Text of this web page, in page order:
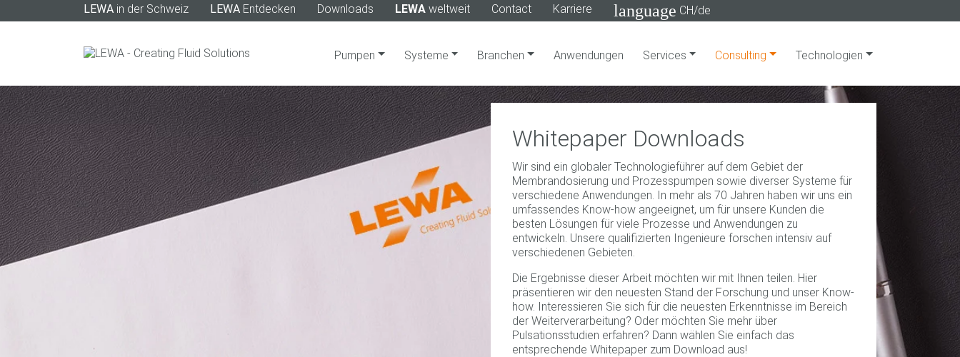
LEWA in der Schweiz LEWA Entdecken Downloads LEWA weltweit Contact Karriere language CH/de
Pumpen Systeme Branchen Anwendungen Services Consulting Technologien
Whitepaper Downloads
Wir sind ein globaler Technologieführer auf dem Gebiet der
Membrandosierung und Prozesspumpen sowie diverser Systeme für
verschiedene Anwendungen. In mehr als 70 Jahren haben wir uns ein
umfassendes Know-how angeeignet, um für unsere Kunden die
besten Lösungen für viele Prozesse und Anwendungen zu
entwickeln. Unsere qualifizierten Ingenieure forschen intensiv auf
verschiedenen Gebieten.
Die Ergebnisse dieser Arbeit möchten wir mit Ihnen teilen. Hier
präsentieren wir den neuesten Stand der Forschung und unser Know-
how. Interessieren Sie sich für die neuesten Erkenntnisse im Bereich
der Weiterverarbeitung? Oder möchten Sie mehr über
Pulsationsstudien erfahren? Dann wählen Sie einfach das
entsprechende Whitepaper zum Download aus!